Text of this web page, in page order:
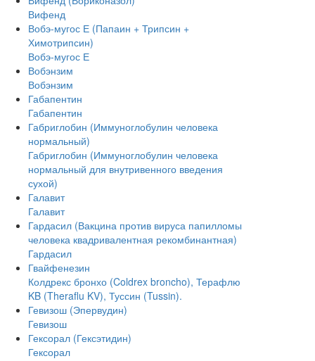
Вифенд
Вобэ-мугос Е (Папаин + Трипсин +
Химотрипсин)
Вобэ-мугос Е
Вобэнзим
Вобэнзим
Габапентин
Габапентин
Габриглобин (Иммуноглобулин человека
нормальный)
Габриглобин (Иммуноглобулин человека
нормальный для внутривенного введения
сухой)
Галавит
Галавит
Гардасил (Вакцина против вируса папилломы
человека квадривалентная рекомбинантная)
Гардасил
Гвайфенезин
Колдрекс бронхо (Coldrex broncho), Терафлю
KB (Theraflu KV), Туссин (Tussin).
Гевизош (Эпервудин)
Гевизош
Гексорал (Гексэтидин)
Гексорал